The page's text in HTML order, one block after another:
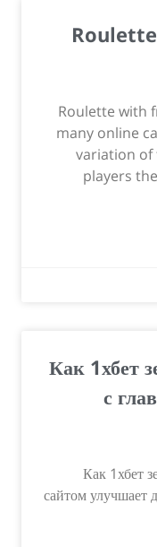
Roulette with
many online
variation of
players
Как 1хбет
с
Как 1хбет
сайтом улучшает